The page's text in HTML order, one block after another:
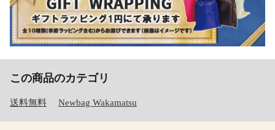
この商品のカテゴリ
送料無料 Newbag Wakamatsu